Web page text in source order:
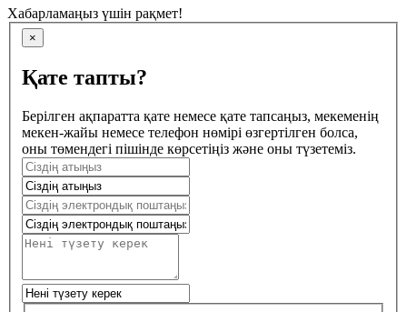
Хабарламаңыз үшін рақмет!
×
Қате тапты?
Берілген ақпаратта қате немесе қате тапсаңыз, мекеменің
мекен-жайы немесе телефон нөмірі өзгертілген болса,
оны төмендегі пішінде көрсетіңіз және оны түзетеміз.